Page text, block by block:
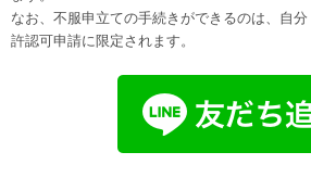
なお、不服申立ての手続きができるのは、自
許認可申請に限定されます。